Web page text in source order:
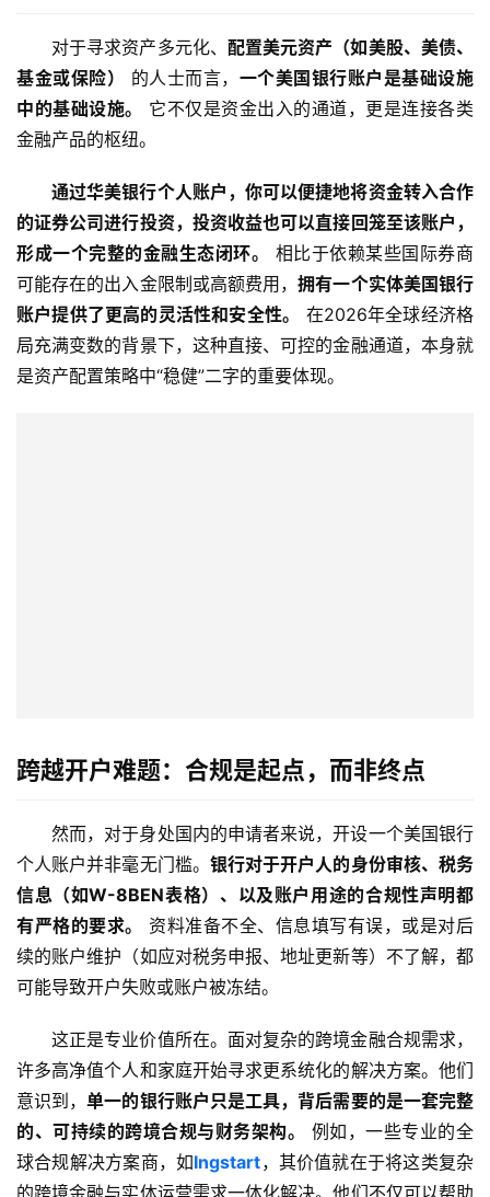
页
境
资
讯
海
司
海
外
银
对于寻求资产多元化、 配置美元资产（如美股、美债、
基金或保险）
的人士而言， 一个美国银行账户是基础设施
中的基础设施。
它不仅是资金出入的通道，更是连接各类
金融产品的枢纽。
通过华美银行个人账户，你可以便捷地将资金转入合作
的证券公司进行投资，投资收益也可以直接回笼至该账户，
形成一个完整的金融生态闭环。
相比于依赖某些国际券商
可能存在的出入金限制或高额费用，拥有一个实体美国银行
账户提供了更高的灵活性和安全性。
在2026年全球经济格
局充满变数的背景下，这种直接、可控的金融通道，本身就
是资产配置策略中“稳健”二字的重要体现。
跨越开户难题：合规是起点，而非终点
然而，对于身处国内的申请者来说，开设一个美国银行
个人账户并非毫无门槛。 银行对于开户人的身份审核、税务
信息（如W-8BEN表格）、以及账户用途的合规性声明都
有严格的要求。
资料准备不全、信息填写有误，或是对后
续的账户维护（如应对税务申报、地址更新等）不了解，都
可能导致开户失败或账户被冻结。
这正是专业价值所在。面对复杂的跨境金融合规需求，
许多高净值个人和家庭开始寻求更系统化的解决方案。他们
意识到，单一的银行账户只是工具，背后需要的是一套完整
的、可持续的跨境合规与财务架构。
例如，一些专业的全
球合规解决方案商，如Ingstart，其价值就在于将这类复杂
的跨境金融与实体运营需求一体化解决。他们不仅可以帮助